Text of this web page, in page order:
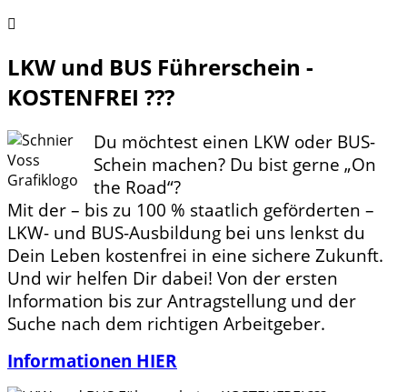
LKW und BUS Führerschein -
KOSTENFREI ???
Du möchtest einen LKW oder BUS-
Schein machen? Du bist gerne „On
the Road“?
Mit der – bis zu 100 % staatlich geförderten –
LKW- und BUS-Ausbildung bei uns lenkst du
Dein Leben kostenfrei in eine sichere Zukunft.
Und wir helfen Dir dabei! Von der ersten
Information bis zur Antragstellung und der
Suche nach dem richtigen Arbeitgeber.
Informationen HIER